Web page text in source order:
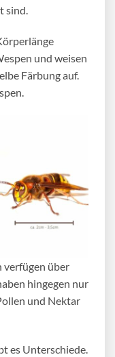
sind.
und weisen
Färbung auf.
verfügen über
hingegen nur
und Nektar
es Unterschiede.